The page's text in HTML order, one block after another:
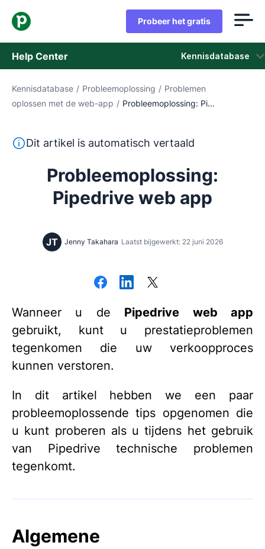
Probeer het gratis
Help Center Kennisdatabase
Kennisdatabase
Neem contact op met het ondersteuningsteam
Kennisdatabase / Probleemoplossing / Problemen
oplossen met de web-app / Probleemoplossing: Pi...
Deze tekst is automatisch vertaald uit het Engels,
Dit artikel is automatisch vertaald
Probleemoplossing:
Pipedrive web app
JT Jenny Takahara Laatst bijgewerkt: 22 juni 2026
Wanneer u de Pipedrive web app
gebruikt, kunt u prestatieproblemen
tegenkomen die uw verkoopproces
kunnen verstoren.
In dit artikel hebben we een paar
probleemoplossende tips opgenomen die
u kunt proberen als u tijdens het gebruik
van Pipedrive technische problemen
tegenkomt.
Algemene